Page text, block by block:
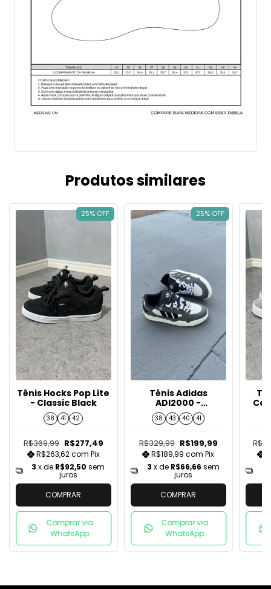
Produtos similares
25% OFF
Tênis Hocks Pop Lite
- Classic Black
38 41 42
R$369,99 R$277,49
R$263,62com Pix
3 x de R$92,50 sem
juros
COMPRAR
Comprar via
WhatsApp
25% OFF
Tênis Adidas
ADI2000 -
Grafite/P/B
38 43 40 41
R$329,99 R$199,99
R$189,99com Pix
3 x de R$66,66 sem
juros
COMPRAR
Comprar via
WhatsApp